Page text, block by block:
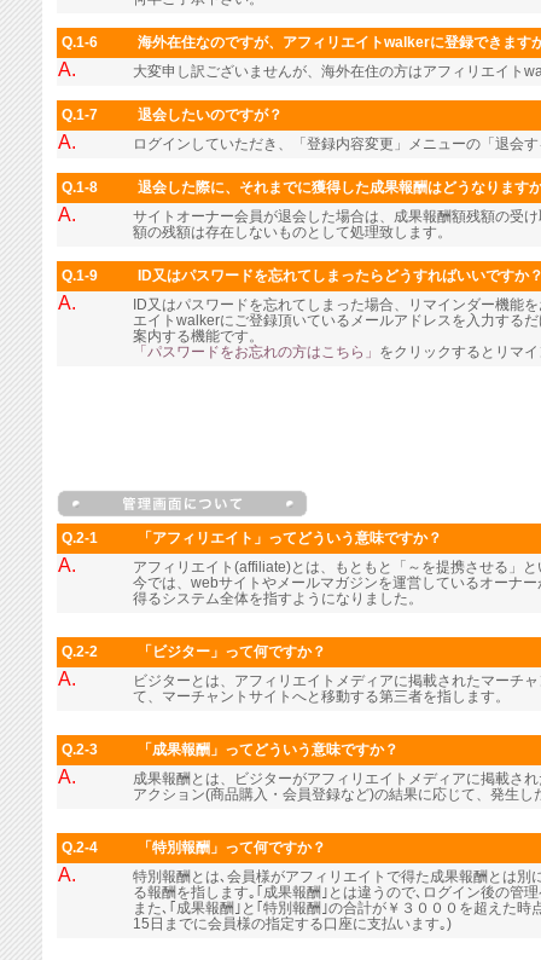
Q.1-6 海外在住なのですが、アフィリエイトwalkerに登録できます
A. 大変申し訳ございませんが、海外在住の方はアフィリエイト
Q.1-7 退会したいのですが？
A. ログインしていただき、「登録内容変更」メニューの「退会
Q.1-8 退会した際に、それまでに獲得した成果報酬はどうなります
A.
サイトオーナー会員が退会した場合は、成果報酬額残額の受
額の残額は存在しないものとして処理致します。
Q.1-9 ID又はパスワードを忘れてしまったらどうすればいいですか
A.
ID又はパスワードを忘れてしまった場合、リマインダー機能
エイトwalkerにご登録頂いているメールアドレスを入力する
案内する機能です。
「パスワードをお忘れの方はこちら」 をクリックするとリマ
Q.2-1 「アフィリエイト」ってどういう意味ですか？
A.
アフィリエイト(affiliate)とは、もともと「～を提携させる」
今では、webサイトやメールマガジンを運営しているオーナ
得るシステム全体を指すようになりました。
Q.2-2 「ビジター」って何ですか？
A.
ビジターとは、アフィリエイトメディアに掲載されたマーチ
て、マーチャントサイトへと移動する第三者を指します。
Q.2-3 「成果報酬」ってどういう意味ですか？
A.
成果報酬とは、ビジターがアフィリエイトメディアに掲載さ
アクション(商品購入・会員登録など)の結果に応じて、発生し
Q.2-4 「特別報酬」って何ですか？
A.
特別報酬とは､会員様がアフィリエイトで得た成果報酬とは
る報酬を指します｡｢成果報酬｣とは違うので､ログイン後の管
また､｢成果報酬｣と｢特別報酬｣の合計が￥３０００を超えた
15日までに会員様の指定する口座に支払います｡)